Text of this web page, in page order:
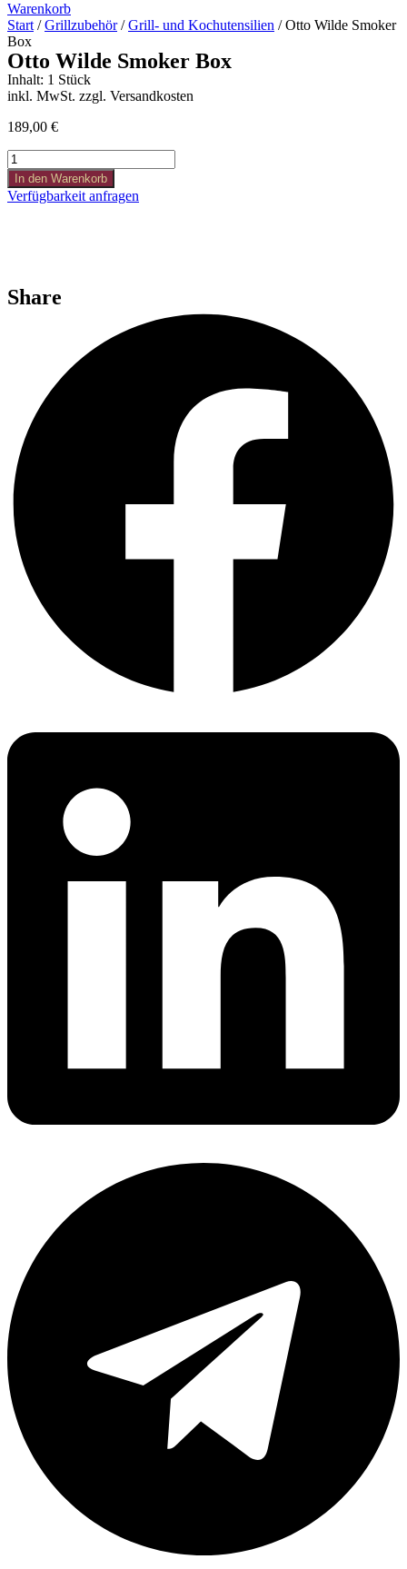
Warenkorb
Start/Grillzubehör/Grill- und Kochutensilien / Otto Wilde Smoker
Box
Otto Wilde Smoker Box
Inhalt: 1 Stück
inkl. MwSt. zzgl. Versandkosten
189,00 €
Otto
Wilde
Smoker
Box
In den Warenkorb
Verfügbarkeit anfragen
Share